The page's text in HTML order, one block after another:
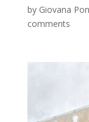
by Giovana
comments